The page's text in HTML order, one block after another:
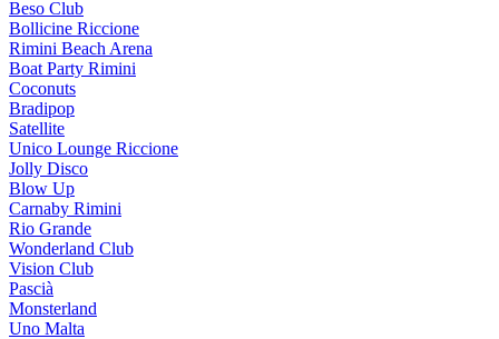
Beso Club
Bollicine Riccione
Rimini Beach Arena
Boat Party Rimini
Coconuts
Bradipop
Satellite
Unico Lounge Riccione
Jolly Disco
Blow Up
Carnaby Rimini
Rio Grande
Wonderland Club
Vision Club
Pascià
Monsterland
Uno Malta